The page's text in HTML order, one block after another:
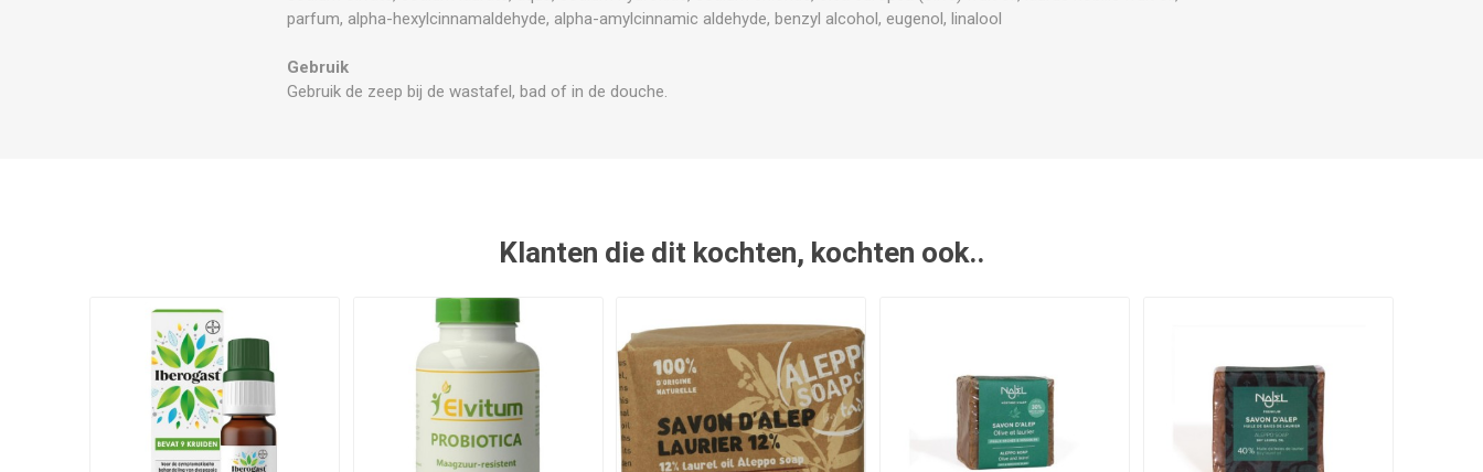
parfum, alpha-hexylcinnamaldehyde, alpha-amylcinnamic aldehyde, benzyl alcohol, eugenol, linalool
Gebruik
Gebruik de zeep bij de wastafel, bad of in de douche.
Klanten die dit kochten, kochten ook..